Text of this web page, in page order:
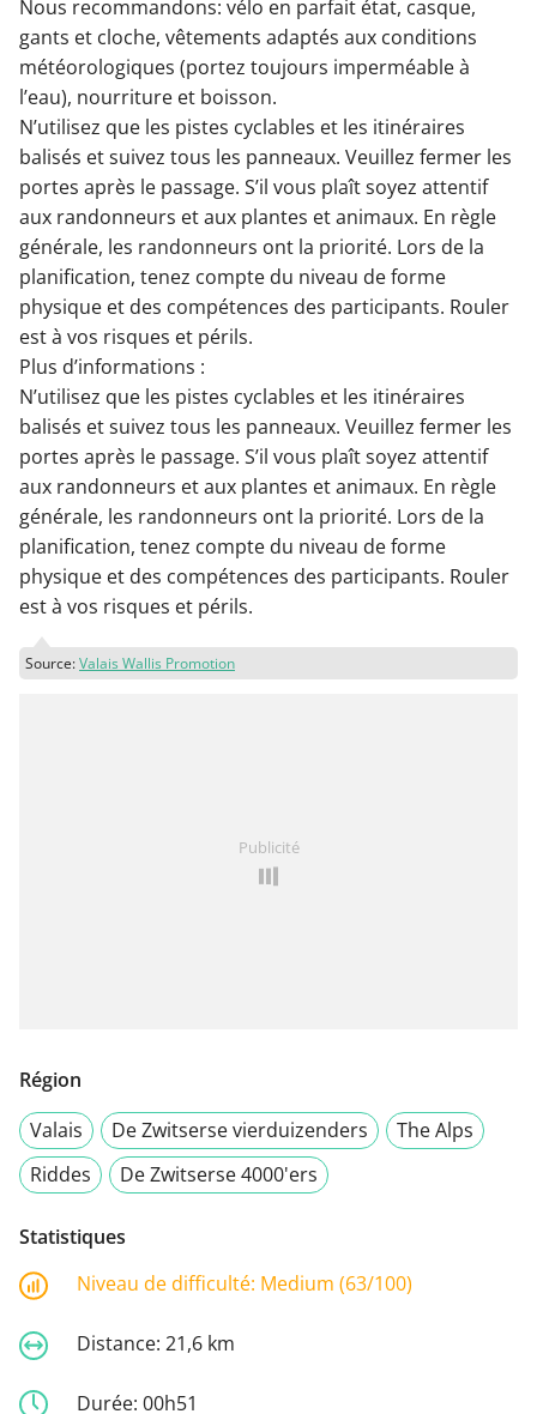
Nous recommandons: vélo en parfait état, casque,
gants et cloche, vêtements adaptés aux conditions
météorologiques (portez toujours imperméable à
l’eau), nourriture et boisson.
N’utilisez que les pistes cyclables et les itinéraires
balisés et suivez tous les panneaux. Veuillez fermer les
portes après le passage. S’il vous plaît soyez attentif
aux randonneurs et aux plantes et animaux. En règle
générale, les randonneurs ont la priorité. Lors de la
planification, tenez compte du niveau de forme
physique et des compétences des participants. Rouler
est à vos risques et périls.
Plus d’informations :
N’utilisez que les pistes cyclables et les itinéraires
balisés et suivez tous les panneaux. Veuillez fermer les
portes après le passage. S’il vous plaît soyez attentif
aux randonneurs et aux plantes et animaux. En règle
générale, les randonneurs ont la priorité. Lors de la
planification, tenez compte du niveau de forme
physique et des compétences des participants. Rouler
est à vos risques et périls.
Source:Valais Wallis Promotion
Publicité
Région
Valais
De Zwitserse vierduizenders
The Alps
Riddes
De Zwitserse 4000'ers
Statistiques
Niveau de difficulté: Medium (63/100)
Distance: 21,6 km
Durée: 00h51